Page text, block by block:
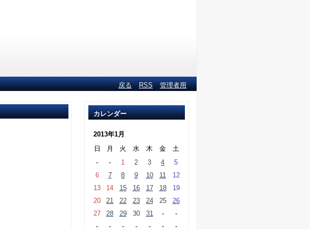
戻る RSS 管理者用
カレンダー
2013年1月
日
月 火 水 木 金
土
-
- 1 2 3 4
5
6
7 8 9 10 11
12
13
14 15 16 17 18
19
20
21 22 23 24 25
26
27
28 29 30 31 -
-
-
- - - - -
-